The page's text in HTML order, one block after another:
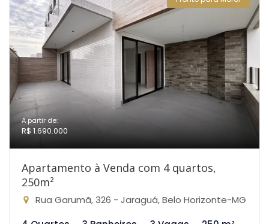
A partir de:
R$ 1.690.000
Apartamento à Venda com 4 quartos,
250m²
Rua Garumã, 326 - Jaraguá, Belo Horizonte-MG